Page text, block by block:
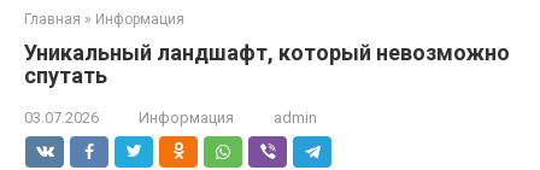
Главная » Информация
Уникальный ландшафт, который невозможно
спутать
03.07.2026 Информация admin